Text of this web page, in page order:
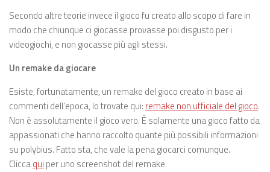
Secondo altre teorie invece il gioco fu creato allo scopo di fare in
modo che chiunque ci giocasse provasse poi disgusto per i
videogiochi, e non giocasse più agli stessi.
Un remake da giocare
Esiste, fortunatamente, un remake del gioco creato in base ai
commenti dell’epoca, lo trovate qui: remake non ufficiale del gioco.
Non è assolutamente il gioco vero. È solamente una gioco fatto da
appassionati che hanno raccolto quante più possibili informazioni
su polybius. Fatto sta, che vale la pena giocarci comunque.
Cliccaqui per uno screenshot del remake.